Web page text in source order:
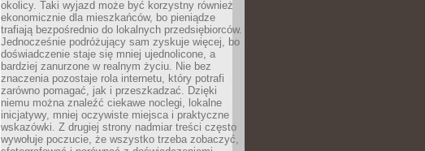
okolicy. Taki wyjazd może być korzystny również
ekonomicznie dla mieszkańców, bo pieniądze
trafiają bezpośrednio do lokalnych przedsiębiorców.
Jednocześnie podróżujący sam zyskuje więcej, bo
doświadczenie staje się mniej ujednolicone, a
bardziej zanurzone w realnym życiu. Nie bez
znaczenia pozostaje rola internetu, który potrafi
zarówno pomagać, jak i przeszkadzać. Dzięki
niemu można znaleźć ciekawe noclegi, lokalne
inicjatywy, mniej oczywiste miejsca i praktyczne
wskazówki. Z drugiej strony nadmiar treści często
wywołuje poczucie, że wszystko trzeba zobaczyć,